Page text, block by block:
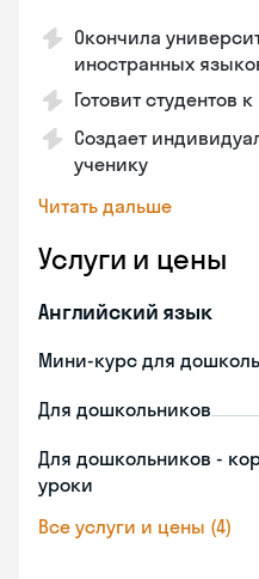
Окончила
иностранных
Готовит студентов
Создает
ученику
Читать дальше
Услуги и цены
Английский язык
Мини-курс для
Для дошкольников
Для дошкольников -
уроки
Все услуги и цены (4)